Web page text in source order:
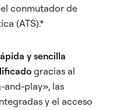
conmutador de
(ATS).*
y sencilla
gracias al
play», las
y el acceso